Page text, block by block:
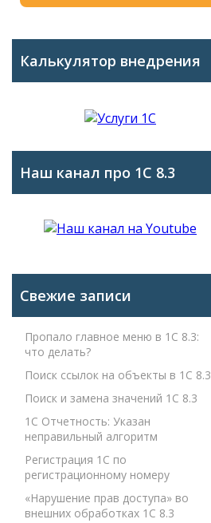
Калькулятор внедрения
Наш канал про 1С 8.3
Свежие записи
Пропало главное меню в 1С 8.3:
что делать?
Поиск ссылок на объекты в 1С 8.3
Поиск и замена значений 1С 8.3
1С Отчетность: Указан
неправильный алгоритм
Регистрация 1С по
регистрационному номеру
«Нарушение прав доступа» во
внешних обработках 1С 8.3